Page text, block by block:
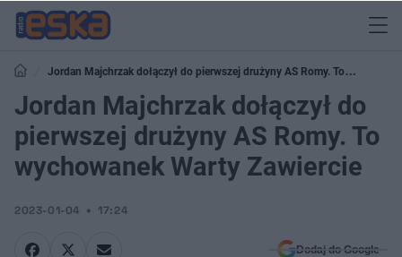
Jordan Majchrzak dołączył do pierwszej drużyny AS Romy. To
wychowanek Warty Zawiercie
Jordan Majchrzak dołączył do
pierwszej drużyny AS Romy. To
wychowanek Warty Zawiercie
2023-01-04 17:24
Dodaj do Google